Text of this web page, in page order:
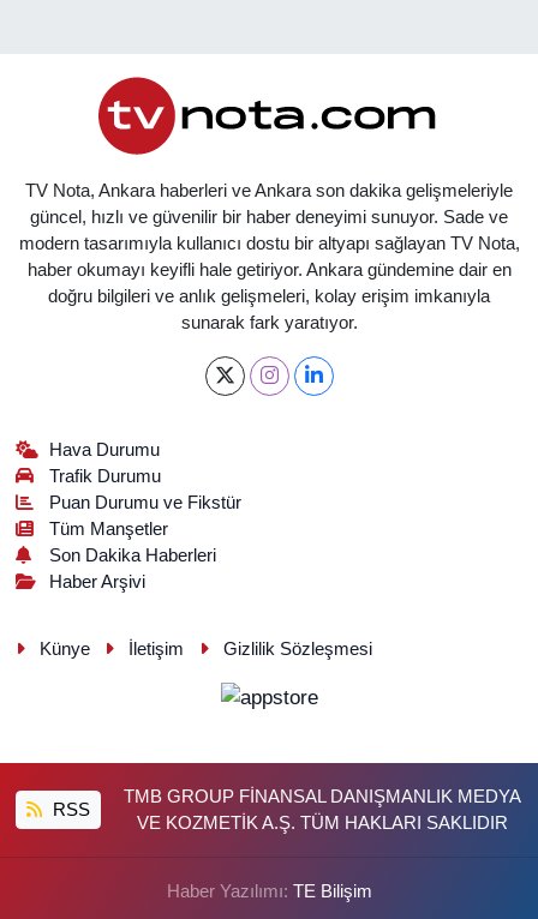
TV Nota, Ankara haberleri ve Ankara son dakika gelişmeleriyle
güncel, hızlı ve güvenilir bir haber deneyimi sunuyor. Sade ve
modern tasarımıyla kullanıcı dostu bir altyapı sağlayan TV Nota,
haber okumayı keyifli hale getiriyor. Ankara gündemine dair en
doğru bilgileri ve anlık gelişmeleri, kolay erişim imkanıyla
sunarak fark yaratıyor.
Hava Durumu
Trafik Durumu
Puan Durumu ve Fikstür
Tüm Manşetler
Son Dakika Haberleri
Haber Arşivi
Künye İletişim Gizlilik Sözleşmesi
RSS
TMB GROUP FİNANSAL DANIŞMANLIK MEDYA
VE KOZMETİK A.Ş. TÜM HAKLARI SAKLIDIR
Haber Yazılımı: TE Bilişim